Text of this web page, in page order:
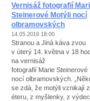
Vernisáž fotografií
Steinerové Motýli nocí
olbramovských
14.05.2019 18:00
Stranou a Jiná káva zvou
v úterý 14. května v 18
na vernisáž
fotografií Marie Steinerové
nocí olbramovských.
se zdá, že motýli vznikají z
éteru, z myšlenky, z